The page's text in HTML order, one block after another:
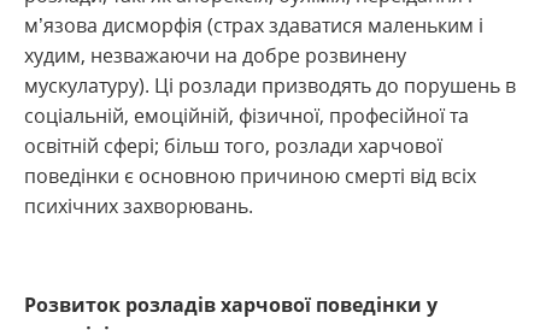
м’язова дисморфія (страх здаватися маленьким і
худим, незважаючи на добре розвинену
мускулатуру). Ці розлади призводять до порушень в
соціальній, емоційній, фізичної, професійної та
освітній сфері; більш того, розлади харчової
поведінки є основною причиною смерті від всіх
психічних захворювань.
Розвиток розладів харчової поведінки у